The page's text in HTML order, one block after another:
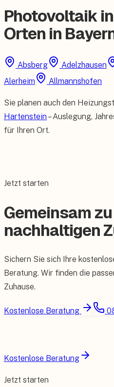
Photovoltaik
Orten in
Absberg Adelzhausen
Alerheim
Allmannshofen
Sie planen auch den
Hartenstein – Auslegung,
für Ihren Ort.
Jetzt starten
Gemeinsam
nachhaltigen
Sichern Sie sich Ihre
Beratung. Wir finden die
Zuhause.
Kostenlose Beratung
Kostenlose Beratung
Jetzt starten